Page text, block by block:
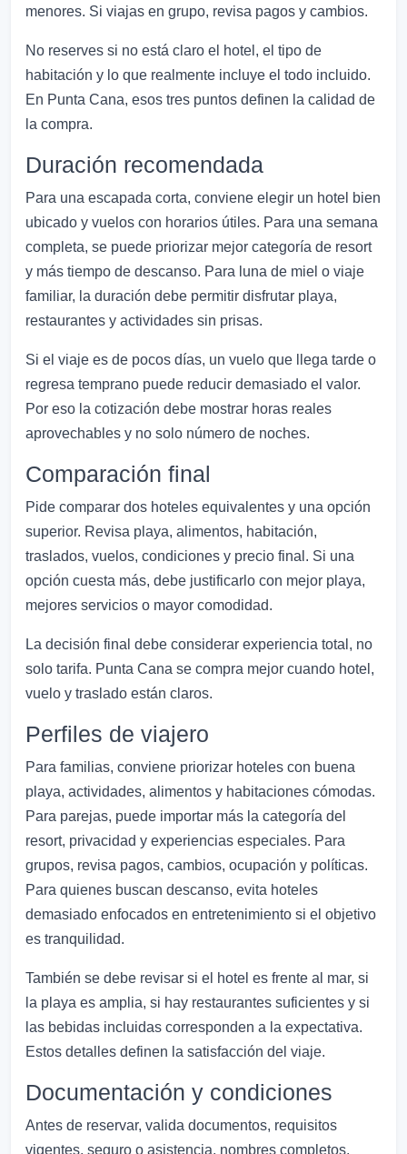
menores. Si viajas en grupo, revisa pagos y cambios.
No reserves si no está claro el hotel, el tipo de
habitación y lo que realmente incluye el todo incluido.
En Punta Cana, esos tres puntos definen la calidad de
la compra.
Duración recomendada
Para una escapada corta, conviene elegir un hotel bien
ubicado y vuelos con horarios útiles. Para una semana
completa, se puede priorizar mejor categoría de resort
y más tiempo de descanso. Para luna de miel o viaje
familiar, la duración debe permitir disfrutar playa,
restaurantes y actividades sin prisas.
Si el viaje es de pocos días, un vuelo que llega tarde o
regresa temprano puede reducir demasiado el valor.
Por eso la cotización debe mostrar horas reales
aprovechables y no solo número de noches.
Comparación final
Pide comparar dos hoteles equivalentes y una opción
superior. Revisa playa, alimentos, habitación,
traslados, vuelos, condiciones y precio final. Si una
opción cuesta más, debe justificarlo con mejor playa,
mejores servicios o mayor comodidad.
La decisión final debe considerar experiencia total, no
solo tarifa. Punta Cana se compra mejor cuando hotel,
vuelo y traslado están claros.
Perfiles de viajero
Para familias, conviene priorizar hoteles con buena
playa, actividades, alimentos y habitaciones cómodas.
Para parejas, puede importar más la categoría del
resort, privacidad y experiencias especiales. Para
grupos, revisa pagos, cambios, ocupación y políticas.
Para quienes buscan descanso, evita hoteles
demasiado enfocados en entretenimiento si el objetivo
es tranquilidad.
También se debe revisar si el hotel es frente al mar, si
la playa es amplia, si hay restaurantes suficientes y si
las bebidas incluidas corresponden a la expectativa.
Estos detalles definen la satisfacción del viaje.
Documentación y condiciones
Antes de reservar, valida documentos, requisitos
vigentes, seguro o asistencia, nombres completos,